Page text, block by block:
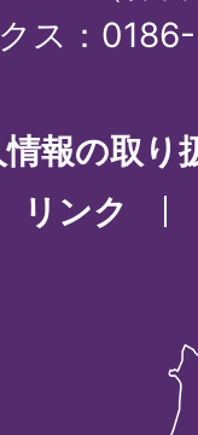
ス：
報の取り
リンク